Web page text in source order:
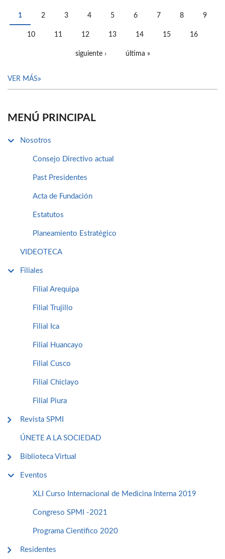
PÁGINAS
1 2 3 4 5 6 7 8 9
10 11 12 13 14 15 16
siguiente › última »
VER MÁS
MENÚ PRINCIPAL
Nosotros
Consejo Directivo actual
Past Presidentes
Acta de Fundación
Estatutos
Planeamiento Estratégico
VIDEOTECA
Filiales
Filial Arequipa
Filial Trujillo
Filial Ica
Filial Huancayo
Filial Cusco
Filial Chiclayo
Filial Piura
Revista SPMI
ÚNETE A LA SOCIEDAD
Biblioteca Virtual
Eventos
XLI Curso Internacional de Medicina Interna 2019
Congreso SPMI -2021
Programa Cientifico 2020
Residentes